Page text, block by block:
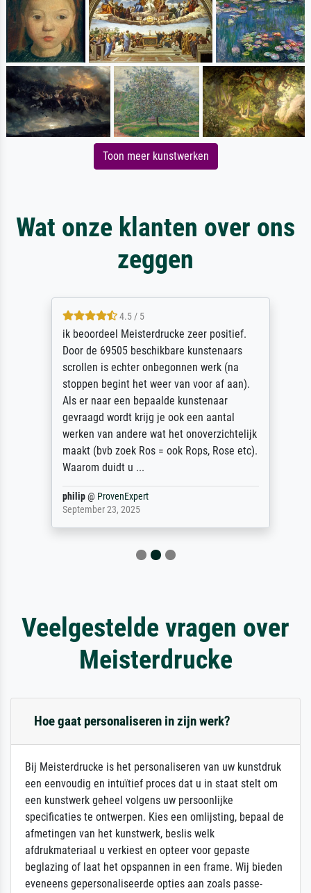
Toon meer kunstwerken
Wat onze klanten over ons
zeggen
4.5 / 5
ik beoordeel Meisterdrucke zeer positief.
Door de 69505 beschikbare kunstenaars
scrollen is echter onbegonnen werk (na
stoppen begint het weer van voor af aan).
Als er naar een bepaalde kunstenaar
gevraagd wordt krijg je ook een aantal
werken van andere wat het onoverzichtelijk
maakt (bvb zoek Ros = ook Rops, Rose etc).
Waarom duidt u ...
philip@ProvenExpert
September 23, 2025
Veelgestelde vragen over
Meisterdrucke
Hoe gaat personaliseren in zijn werk?
Bij Meisterdrucke is het personaliseren van uw kunstdruk
een eenvoudig en intuïtief proces dat u in staat stelt om
een kunstwerk geheel volgens uw persoonlijke
specificaties te ontwerpen. Kies een omlijsting, bepaal de
afmetingen van het kunstwerk, beslis welk
afdrukmateriaal u verkiest en opteer voor gepaste
beglazing of laat het opspannen in een frame. Wij bieden
eveneens gepersonaliseerde opties aan zoals passe-